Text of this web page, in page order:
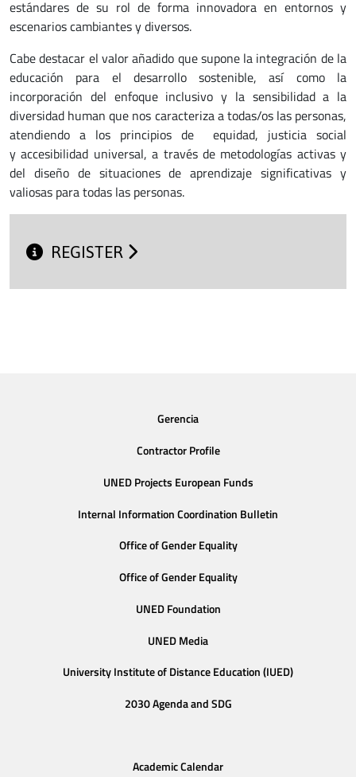
estándares de su rol de forma innovadora en entornos y
escenarios cambiantes y diversos.
Cabe destacar el valor añadido que supone la integración de la
educación para el desarrollo sostenible, así como la
incorporación del enfoque inclusivo y la sensibilidad a la
diversidad human que nos caracteriza a todas/os las personas,
atendiendo a los principios de equidad, justicia social
y accesibilidad universal, a través de metodologías activas y
del diseño de situaciones de aprendizaje significativas y
valiosas para todas las personas.
REGISTER
Gerencia
Contractor Profile
UNED Projects European Funds
Internal Information Coordination Bulletin
Office of Gender Equality
Office of Gender Equality
UNED Foundation
UNED Media
University Institute of Distance Education (IUED)
2030 Agenda and SDG
Academic Calendar